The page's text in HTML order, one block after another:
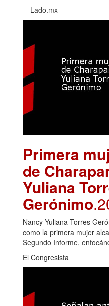
Lado.mx
Primera
de
Yuliana
Gerónimo
Nancy Yuliana Torres
como la primera mujer
Segundo Informe,
El Congresista